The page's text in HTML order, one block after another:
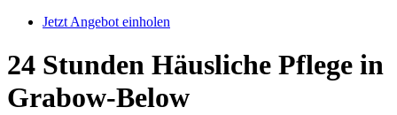
Jetzt Angebot einholen
24 Stunden Häusliche Pflege in
Grabow-Below